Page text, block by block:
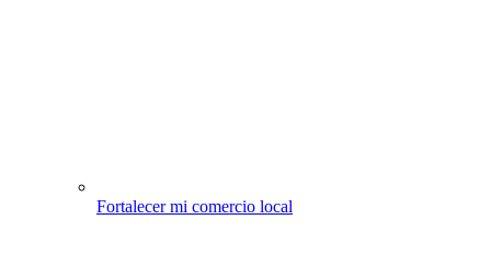
Fortalecer mi comercio local